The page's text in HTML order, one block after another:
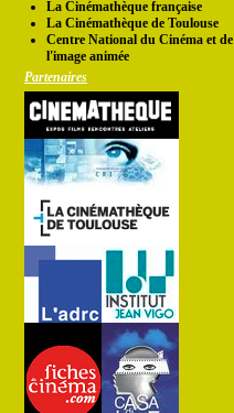
La Cinémathèque française
La Cinémathèque de Toulouse
Centre National du Cinéma et de
l'image animée
Partenaires